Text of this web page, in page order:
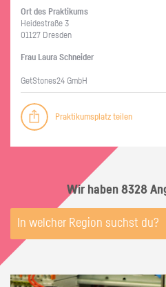
Ort des Prak­ti­kums
Hei­de­stra­ße 3
01127 Dres­den
Frau Laura Schnei­der
GetS­to­nes24 GmbH
Praktikumsplatz teilen
Wir haben 8328